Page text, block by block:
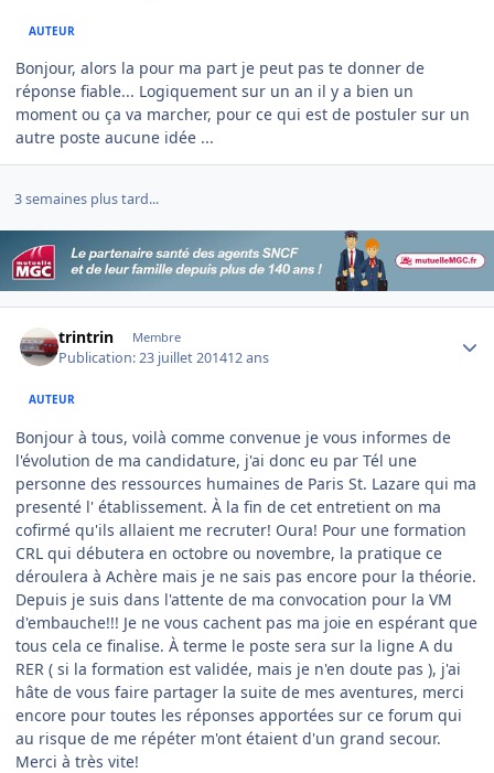
AUTEUR
Bonjour, alors la pour ma part je peut pas te donner de
réponse fiable... Logiquement sur un an il y a bien un
moment ou ça va marcher, pour ce qui est de postuler sur un
autre poste aucune idée ...
3 semaines plus tard...
trintrin Membre
Publication:23 juillet 201412 ans
AUTEUR
Bonjour à tous, voilà comme convenue je vous informes de
l'évolution de ma candidature, j'ai donc eu par Tél une
personne des ressources humaines de Paris St. Lazare qui ma
presenté l' établissement. À la fin de cet entretient on ma
cofirmé qu'ils allaient me recruter! Oura! Pour une formation
CRL qui débutera en octobre ou novembre, la pratique ce
déroulera à Achère mais je ne sais pas encore pour la théorie.
Depuis je suis dans l'attente de ma convocation pour la VM
d'embauche!!! Je ne vous cachent pas ma joie en espérant que
tous cela ce finalise. À terme le poste sera sur la ligne A du
RER ( si la formation est validée, mais je n'en doute pas ), j'ai
hâte de vous faire partager la suite de mes aventures, merci
encore pour toutes les réponses apportées sur ce forum qui
au risque de me répéter m'ont étaient d'un grand secour.
Merci à très vite!